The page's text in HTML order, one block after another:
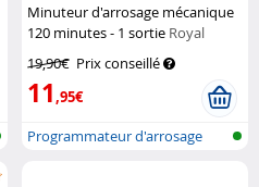
Minuteur d'arrosage mécanique
120 minutes - 1 sortie Royal
19,90€ Prix conseillé
11,95€
Programmateur d'arrosage